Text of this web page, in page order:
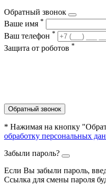
Обратный звонок
Ваше имя *
Ваш телефон *
Защита от роботов *
Обратный звонок
* Нажимая на кнопку
обработку персональных
Забыли пароль?
Если Вы забыли пароль,
Ссылка для смены пароля